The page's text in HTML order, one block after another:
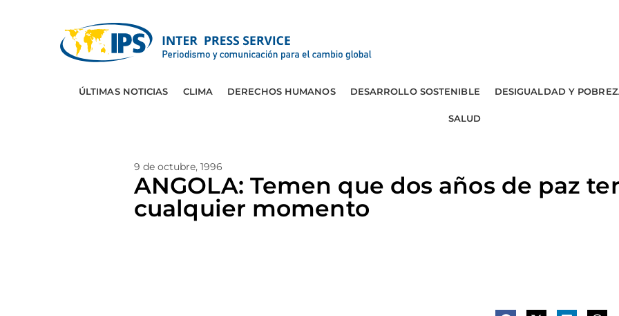
ÚLTIMAS NOTICIAS CLIMA DERECHOS HUMANOS DESARROLLO SOSTENIBLE DESIGUALDAD Y
SALUD
9 de octubre, 1996
ANGOLA: Temen que dos años de paz
cualquier momento